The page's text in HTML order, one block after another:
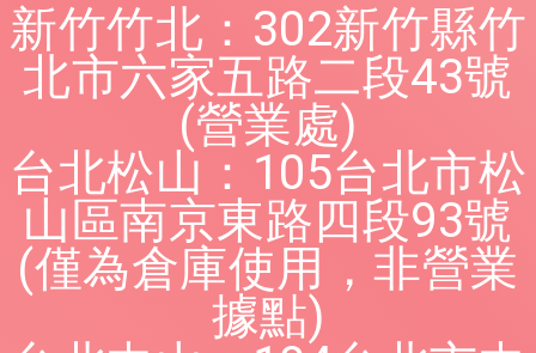
新竹竹北：302新竹縣竹
北市六家五路二段43號
(營業處)
台北松山：105台北市松
山區南京東路四段93號
(僅為倉庫使用，非營業
據點)